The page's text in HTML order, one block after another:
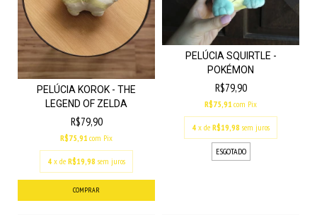
PELÚCIA KOROK - THE
LEGEND OF ZELDA
R$79,90
R$75,91 com Pix
4 x de R$19,98 sem juros
PELÚCIA SQUIRTLE -
POKÉMON
R$79,90
R$75,91 com Pix
4 x de R$19,98 sem juros
ESGOTADO